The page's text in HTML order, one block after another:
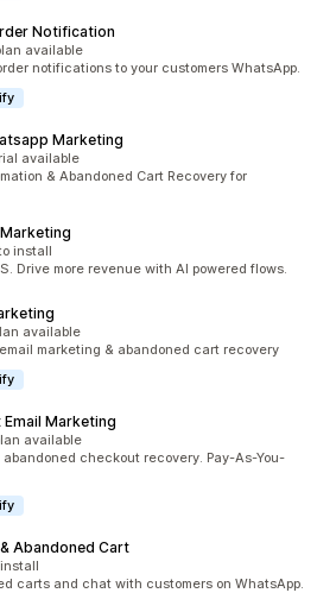
Notification
available
notifications to your customers WhatsApp.
Marketing
available
& Abandoned Cart Recovery for
install
Drive more revenue with AI powered flows.
available
marketing & abandoned cart recovery
Marketing
available
abandoned checkout recovery. Pay-As-You-
Abandoned Cart
carts and chat with customers on WhatsApp.